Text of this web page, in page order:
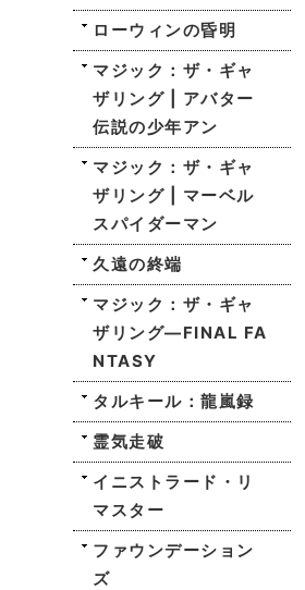
ローウィンの昏明
マジック：ザ・ギャ
ザリング | アバター
伝説の少年アン
マジック：ザ・ギャ
ザリング | マーベル
スパイダーマン
久遠の終端
マジック：ザ・ギャ
ザリング—FINAL FA
NTASY
タルキール：龍嵐録
霊気走破
イニストラード・リ
マスター
ファウンデーション
ズ